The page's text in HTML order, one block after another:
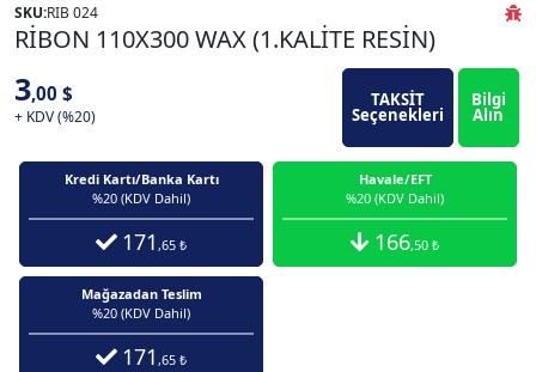
SKU:RIB 024
RİBON 110X300 WAX (1.KALİTE RESİN)
3,00 $
+ KDV (%20)
TAKSİT
Seçenekleri
Bilgi
Alın
Kredi Kartı/Banka Kartı
%20 (KDV Dahil)
171 ,65 ₺
Havale/EFT
%20 (KDV Dahil)
166,50 ₺
Mağazadan Teslim
%20 (KDV Dahil)
171 ,65 ₺